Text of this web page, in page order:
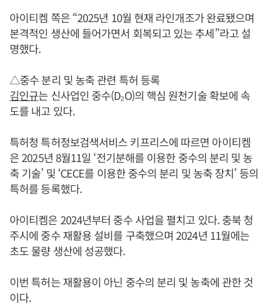
아이티켐 쪽은 “2025년 10월 현재 라인개조가 완료됐으며
본격적인 생산에 들어가면서 회복되고 있는 추세”라고 설
명했다.
△중수 분리 및 농축 관련 특허 등록
김인규는 신사업인 중수(D₂O)의 핵심 원천기술 확보에 속
도를 내고 있다.
특허청 특허정보검색서비스 키프리스에 따르면 아이티켐
은 2025년 8월11일 ‘전기분해를 이용한 중수의 분리 및 농
축 기술’ 및 ‘CECE를 이용한 중수의 분리 및 농축 장치’ 등의
특허를 등록했다.
아이티켐은 2024년부터 중수 사업을 펼치고 있다. 충북 청
주시에 중수 재활용 설비를 구축했으며 2024년 11월에는
초도 물량 생산에 성공했다.
이번 특허는 재활용이 아닌 중수의 분리 및 농축에 관한 것
이다.